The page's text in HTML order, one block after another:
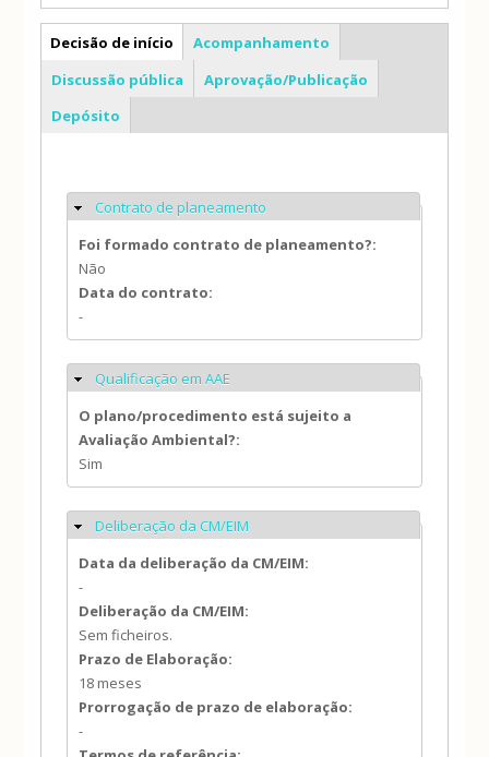
PP
Decisão de início
Acompanhamento
Discussão pública
Aprovação/Publicação
Depósito
Ocultar
Contrato de planeamento
Foi formado contrato de planeamento?:
Não
Data do contrato:
-
Ocultar
Qualificação em AAE
O plano/procedimento está sujeito a
Avaliação Ambiental?:
Sim
Ocultar
Deliberação da CM/EIM
Data da deliberação da CM/EIM:
-
Deliberação da CM/EIM:
Sem ficheiros.
Prazo de Elaboração:
18 meses
Prorrogação de prazo de elaboração:
-